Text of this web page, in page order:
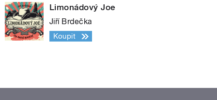
Limonádový Joe
Jiří Brdečka
Koupit